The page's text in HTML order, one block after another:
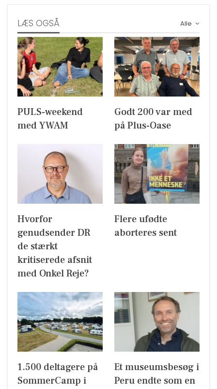
Alle
LÆS OGSÅ
PULS-weekend
med YWAM
Godt 200 var med
på Plus-Oase
Hvorfor
genudsender DR
de stærkt
kritiserede afsnit
med Onkel Reje?
Flere ufødte
aborteres sent
1.500 deltagere på
SommerCamp i
Et museumsbesøg i
Peru endte som en